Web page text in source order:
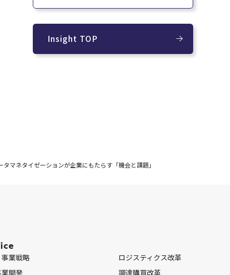
Insight TOP
タマネタイゼーションが企業にもたらす「機会と課題」
業戦略
開発
ロジスティクス改革
調達購買改革